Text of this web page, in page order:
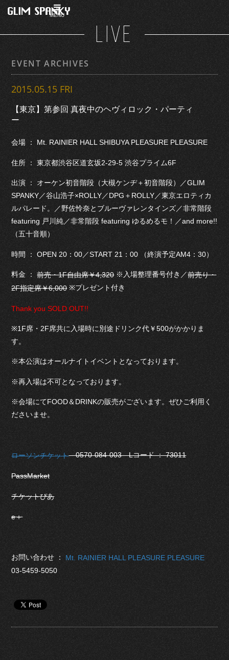
MENU
LIVE
EVENT ARCHIVES
2015.05.15 FRI
【東京】第参回 真夜中のヘヴィロック・パーティ
ー
会場 ： Mt. RAINIER HALL SHIBUYA PLEASURE PLEASURE
住所 ： 東京都渋谷区道玄坂2-29-5 渋谷プライム6F
出演 ： オーケン初音階段（大槻ケンヂ＋初音階段）／GLIM
SPANKY／谷山浩子×ROLLY／DPG＋ROLLY／東京エロティカ
ルパレード。／野佐怜奈とブルーヴァレンタインズ／非常階段
featuring 戸川純／非常階段 featuring ゆるめるモ！／and more!!
（五十音順）
時間 ： OPEN 20：00／START 21：00 （終演予定AM4：30）
料金 ：前売・1F自由席￥4,320※入場整理番号付き／前売り・
2F指定席￥6,000※プレゼント付き
Thank you SOLD OUT!!
※1F席・2F席共に入場時に別途ドリンク代￥500がかかりま
す。
※本公演はオールナイトイベントとなっております。
※再入場は不可となっております。
※会場にてFOOD＆DRINKの販売がございます。ぜひご利用く
ださいませ。
ローソンチケット0570-084-003 Lコード ： 73011
PassMarket
チケットぴあ
e＋
お問い合わせ ： Mt. RAINIER HALL PLEASURE PLEASURE
03-5459-5050